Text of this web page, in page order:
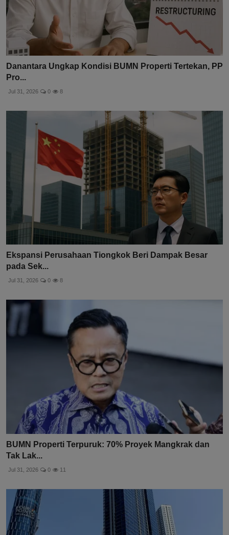
Danantara Ungkap Kondisi BUMN Properti Tertekan, PP
Pro...
Jul 31, 2026 0 8
Ekspansi Perusahaan Tiongkok Beri Dampak Besar
pada Sek...
Jul 31, 2026 0 8
BUMN Properti Terpuruk: 70% Proyek Mangkrak dan
Tak Lak...
Jul 31, 2026 0 11